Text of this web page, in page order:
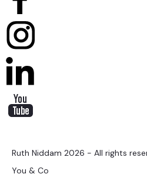
Ruth Niddam 2026 - All rights
You & Co